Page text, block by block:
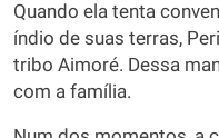
Quando ela tenta
índio de suas terras,
tribo Aimoré. Dessa
com a família.